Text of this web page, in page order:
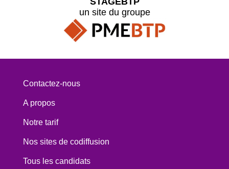
un site du groupe
Contactez-nous
A propos
Notre tarif
Nos sites de codiffusion
Tous les candidats